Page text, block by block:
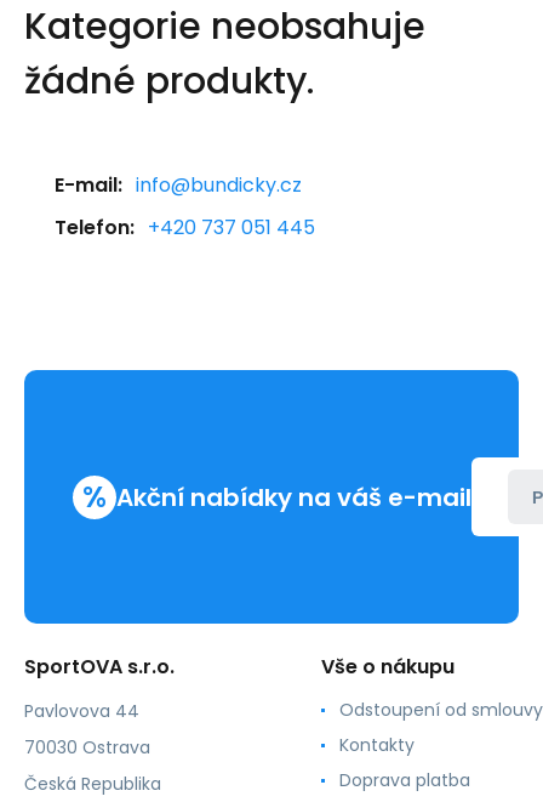
Kategorie neobsahuje
žádné produkty.
E-mail: info@bundicky.cz
Telefon: +420 737 051 445
% Akční nabídky na váš e-mail
SportOVA s.r.o.
Pavlovova 44
70030 Ostrava
Česká Republika
Vše o nákupu
Odstoupení od smlouvy
Kontakty
Doprava platba